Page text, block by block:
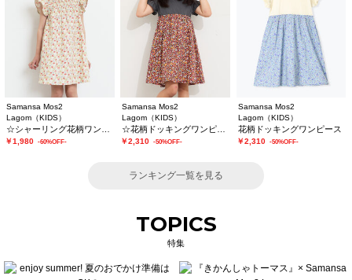
Samansa Mos2
Lagom（KIDS）
￥1,980 -60%OFF-
Samansa Mos2
Lagom（KIDS）
￥2,310 -50%OFF-
Samansa Mos2
Lagom（KIDS）
花柄ドッキングワンピース
￥2,310 -50%OFF-
ランキング一覧を見る
TOPICS
特集